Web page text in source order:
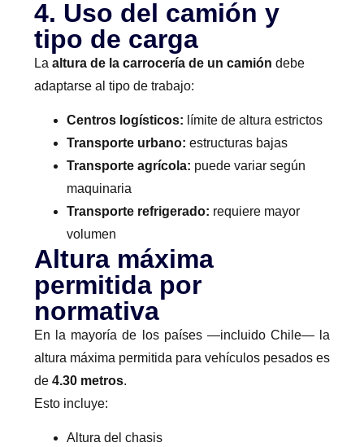
4. Uso del camión y
tipo de carga
La altura de la carrocería de un camión debe
adaptarse al tipo de trabajo:
Centros logísticos: límite de altura estrictos
Transporte urbano: estructuras bajas
Transporte agrícola: puede variar según
maquinaria
Transporte refrigerado: requiere mayor
volumen
Altura máxima
permitida por
normativa
En la mayoría de los países —incluido Chile— la
altura máxima permitida para vehículos pesados es
de 4.30 metros.
Esto incluye:
Altura del chasis